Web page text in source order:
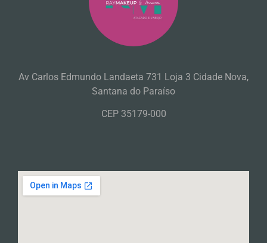
Av Carlos Edmundo Landaeta 731 Loja 3 Cidade Nova,
Santana do Paraíso
CEP 35179-000